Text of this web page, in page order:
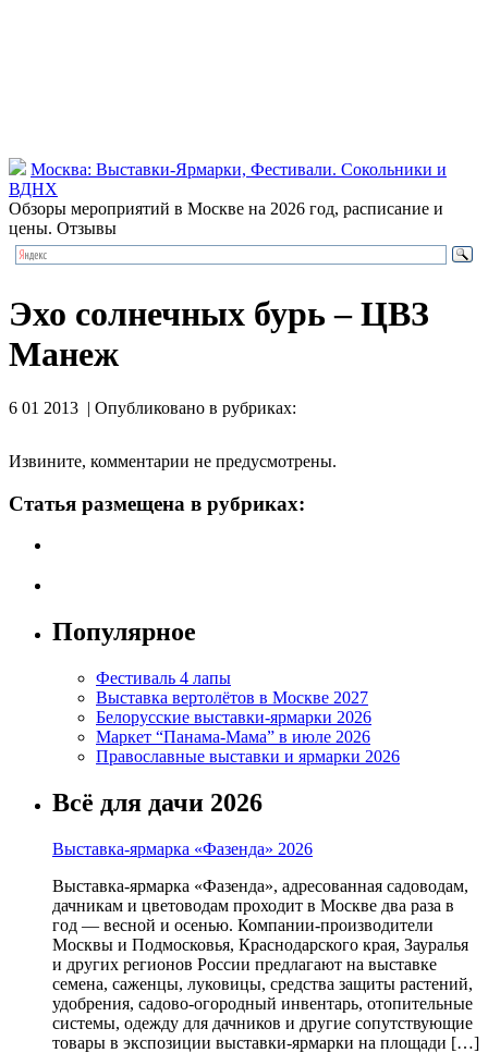
Москва: Выставки-Ярмарки, Фестивали. Сокольники и
ВДНХ
Обзоры мероприятий в Москве на 2026 год, расписание и
цены. Отзывы
Эхо солнечных бурь – ЦВЗ
Манеж
6 01 2013 | Опубликовано в рубриках:
Извините, комментарии не предусмотрены.
Статья размещена в рубриках:
Популярное
Фестиваль 4 лапы
Выставка вертолётов в Москве 2027
Белорусские выставки-ярмарки 2026
Маркет “Панама-Мама” в июле 2026
Православные выставки и ярмарки 2026
Всё для дачи 2026
Выставка-ярмарка «Фазенда» 2026
Выставка-ярмарка «Фазенда», адресованная садоводам,
дачникам и цветоводам проходит в Москве два раза в
год — весной и осенью. Компании-производители
Москвы и Подмосковья, Краснодарского края, Зауралья
и других регионов России предлагают на выставке
семена, саженцы, луковицы, средства защиты растений,
удобрения, садово-огородный инвентарь, отопительные
системы, одежду для дачников и другие сопутствующие
товары в экспозиции выставки-ярмарки на площади […]